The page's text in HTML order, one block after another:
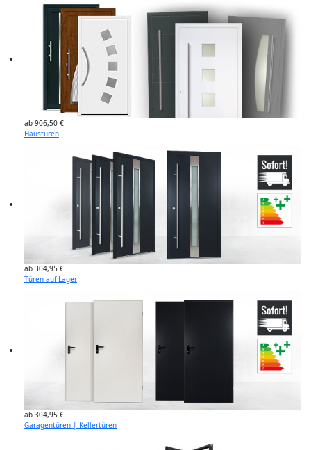
ab 906,50 €
Haustüren
ab 304,95 €
Türen auf Lager
ab 304,95 €
Garagentüren | Kellertüren